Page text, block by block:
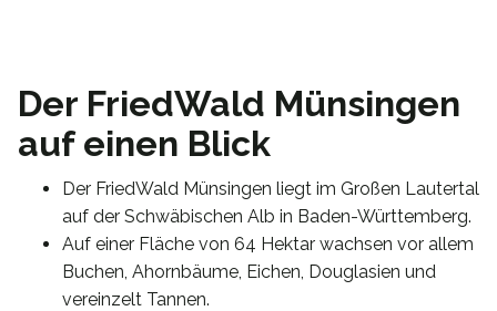
Der FriedWald Münsingen
auf einen Blick
Der FriedWald Münsingen liegt im Großen Lautertal
auf der Schwäbischen Alb in Baden-Württemberg.
Auf einer Fläche von 64 Hektar wachsen vor allem
Buchen, Ahornbäume, Eichen, Douglasien und
vereinzelt Tannen.